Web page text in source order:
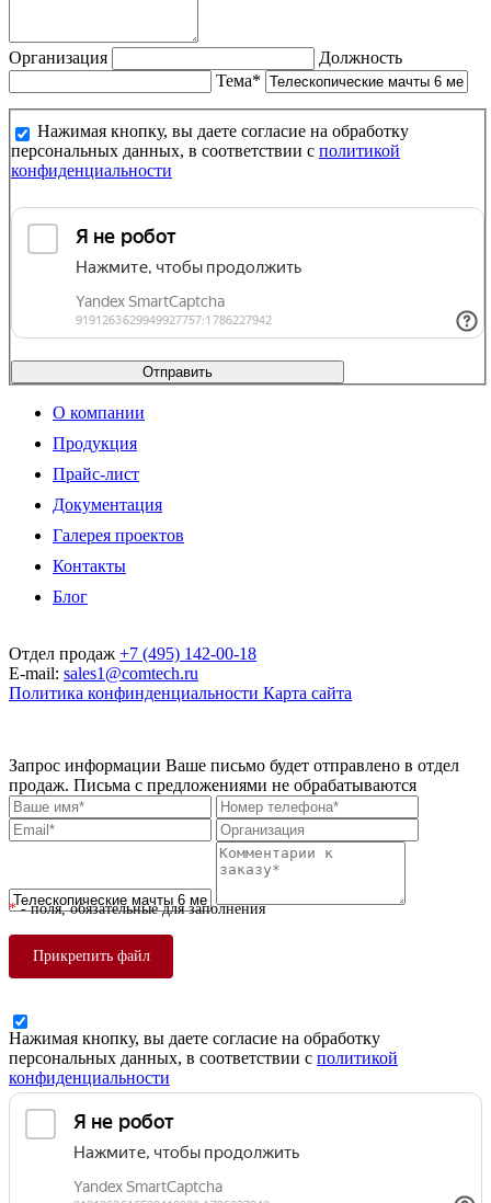
Организация
Должность
Тема*
Нажимая кнопку, вы даете согласие на обработку
персональных данных, в соответствии с политикой
конфиденциальности
Отправить
О компании
Продукция
Прайс-лист
Документация
Галерея проектов
Контакты
Блог
Отдел продаж +7 (495) 142-00-18
E-mail: sales1@comtech.ru
Политика конфинденциальности Карта сайта
Запрос информации Ваше письмо будет отправлено в отдел
продаж. Письма с предложениями не обрабатываются
*- поля, обязательные для заполнения
Прикрепить файл
Нажимая кнопку, вы даете согласие на обработку
персональных данных, в соответствии с политикой
конфиденциальности